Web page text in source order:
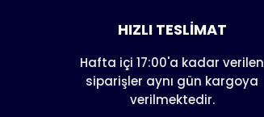
HIZLI TESLİMAT
Hafta içi 17:00'a kadar verilen
siparişler aynı gün kargoya
verilmektedir.